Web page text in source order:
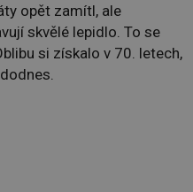
opět zamítl, ale
skvělé lepidlo. To se
si získalo v 70. letech,